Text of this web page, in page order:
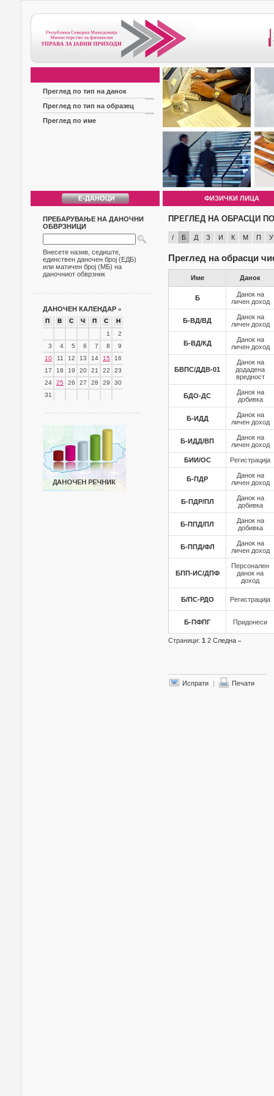
Преглед по тип на данок
Преглед по тип на образец
Преглед по име
ФИЗИЧКИ ЛИЦА
ПРЕБАРУВАЊЕ НА ДАНОЧНИ
ОБВРЗНИЦИ
Внесете назив, седиште,
единствен даночен број (ЕДБ)
или матичен број (МБ) на
даночниот обврзник
ДАНОЧЕН КАЛЕНДАР »
П В С Ч П С
Н
1
2
3
4 5 6 7 8
9
10
11 12 13 14 15
16
17
18 19 20 21 22
23
24
25 26 27 28 29
30
31
ПРЕГЛЕД НА ОБРАСЦИ
/ Б Д З И К М П У
Преглед на обрасци
Име Данок
Б
Данок на
личен доход
Б-ВД/ВД
Данок на
личен доход
Б-ВД/КД
Данок на
личен доход
БВПС/ДДВ-01
Данок на
додадена
вредност
БДО-ДС
Данок на
добивка
Б-ИДД
Данок на
личен доход
Б-ИДД/ВП
Данок на
личен доход
БИИ/ОС Регистрација
Б-ПДР
Данок на
личен доход
Б-ПДР/ПЛ
Данок на
добивка
Б-ППД/ПЛ
Данок на
добивка
Б-ППД/ФЛ
Данок на
личен доход
БПП-ИС/ДПФ
Персонален
данок на
доход
Б/ПС-РДО Регистрација
Б-ПФПГ Придонеси
Страници: 1 2 Следна »
Испрати | Печати